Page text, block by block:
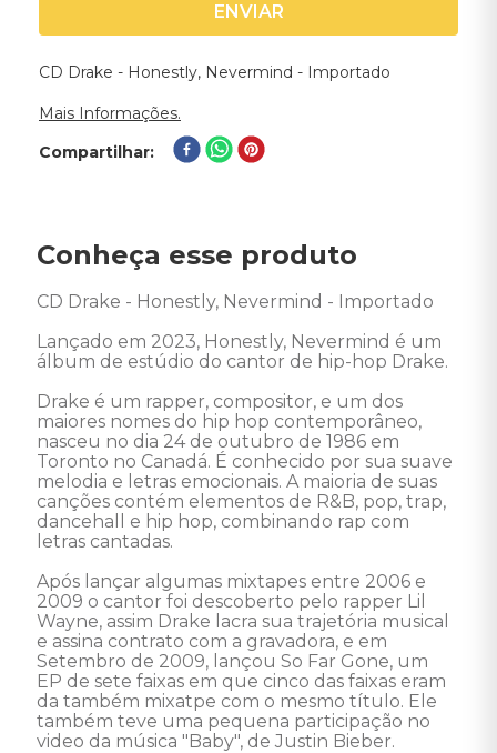
ENVIAR
CD Drake - Honestly, Nevermind - Importado
Mais Informações.
Compartilhar
Conheça esse produto
CD Drake - Honestly, Nevermind - Importado
Lançado em 2023, Honestly, Nevermind é um
álbum de estúdio do cantor de hip-hop Drake.
Drake é um rapper, compositor, e um dos
maiores nomes do hip hop contemporâneo,
nasceu no dia 24 de outubro de 1986 em
Toronto no Canadá. É conhecido por sua suave
melodia e letras emocionais. A maioria de suas
canções contém elementos de R&B, pop, trap,
dancehall e hip hop, combinando rap com
letras cantadas.
Após lançar algumas mixtapes entre 2006 e
2009 o cantor foi descoberto pelo rapper Lil
Wayne, assim Drake lacra sua trajetória musical
e assina contrato com a gravadora, e em
Setembro de 2009, lançou So Far Gone, um
EP de sete faixas em que cinco das faixas eram
da também mixatpe com o mesmo título. Ele
também teve uma pequena participação no
video da música "Baby", de Justin Bieber.